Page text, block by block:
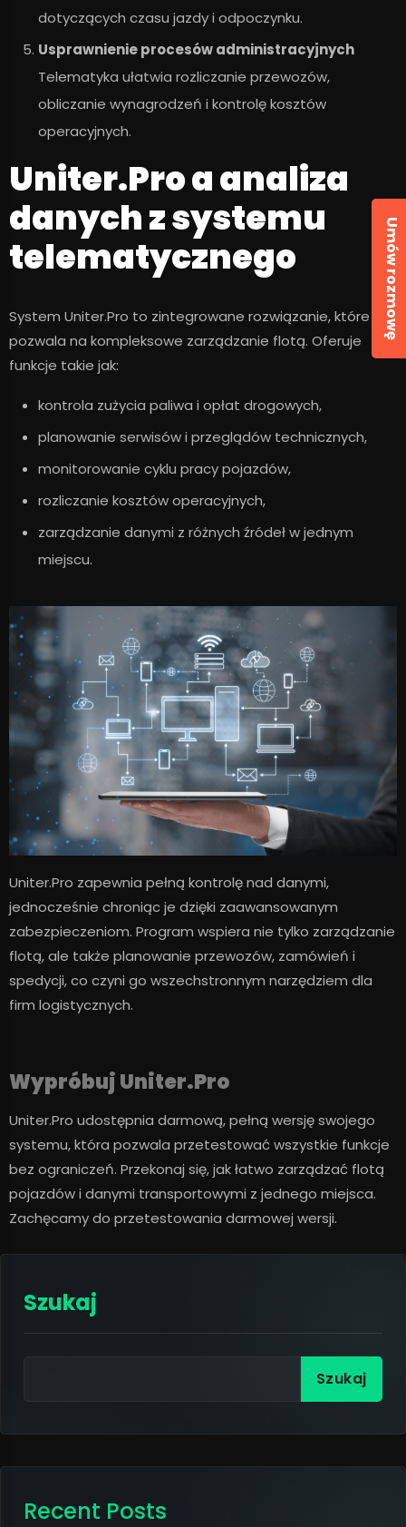
dotyczących czasu jazdy i odpoczynku.
Usprawnienie procesów administracyjnych
Telematyka ułatwia rozliczanie przewozów,
obliczanie wynagrodzeń i kontrolę kosztów
operacyjnych.
Uniter.Pro a analiza
danych z systemu
telematycznego
System Uniter.Pro to zintegrowane rozwiązanie, które
pozwala na kompleksowe zarządzanie flotą. Oferuje
funkcje takie jak:
kontrola zużycia paliwa i opłat drogowych,
planowanie serwisów i przeglądów technicznych,
monitorowanie cyklu pracy pojazdów,
rozliczanie kosztów operacyjnych,
zarządzanie danymi z różnych źródeł w jednym
miejscu.
Uniter.Pro zapewnia pełną kontrolę nad danymi,
jednocześnie chroniąc je dzięki zaawansowanym
zabezpieczeniom. Program wspiera nie tylko zarządzanie
flotą, ale także planowanie przewozów, zamówień i
spedycji, co czyni go wszechstronnym narzędziem dla
firm logistycznych.
Wypróbuj Uniter.Pro
Uniter.Pro udostępnia darmową, pełną wersję swojego
systemu, która pozwala przetestować wszystkie funkcje
bez ograniczeń. Przekonaj się, jak łatwo zarządzać flotą
pojazdów i danymi transportowymi z jednego miejsca.
Zachęcamy do przetestowania darmowej wersji.
Szukaj
Szukaj
Recent Posts
Umów rozmowę